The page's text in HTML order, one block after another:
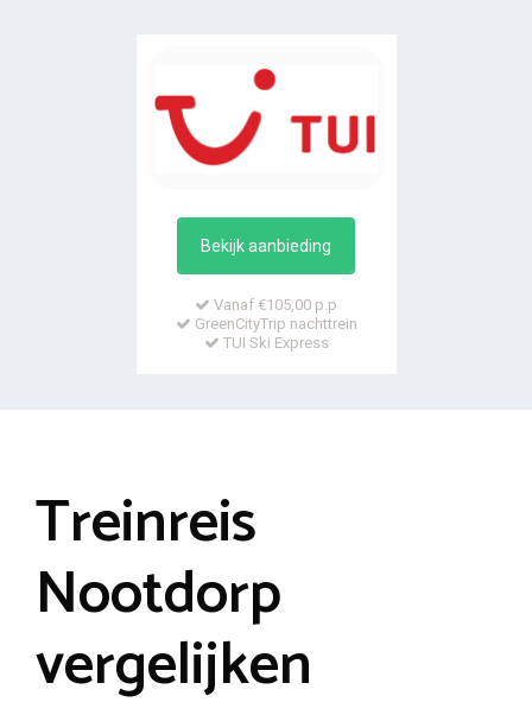
Bekijk aanbieding
Vanaf €105,00 p.p
GreenCityTrip nachttrein
TUI Ski Express
Treinreis
Nootdorp
vergelijken